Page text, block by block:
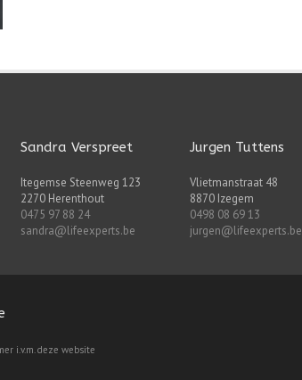
Sandra Verspreet
Itegemse Steenweg 123
2270 Herenthout
0475 97 88 24
sandra@lifeexperts.be
Jurgen Tuttens
Vlietmanstraat 48
8870 Izegem
0498 08 69 13
jurgen@lifeexperts.be
i.v.m. deze website